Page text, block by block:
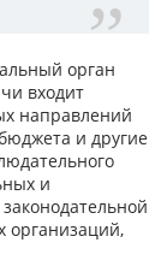
орган
входит
направлений
и другие
и
организаций,